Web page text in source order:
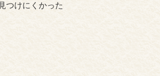
見つけにくかった